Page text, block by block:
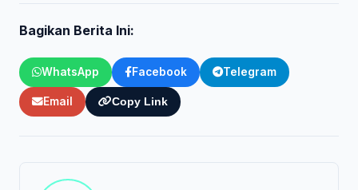
Bagikan Berita Ini:
WhatsApp Facebook Telegram
Email Copy Link